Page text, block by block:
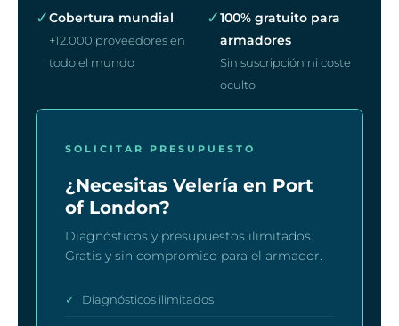
✓Cobertura mundial
+12.000 proveedores en
todo el mundo
✓100% gratuito para
armadores
Sin suscripción ni coste
oculto
SOLICITAR PRESUPUESTO
¿Necesitas Velería en Port
of London?
Diagnósticos y presupuestos ilimitados.
Gratis y sin compromiso para el armador.
✓ Diagnósticos ilimitados